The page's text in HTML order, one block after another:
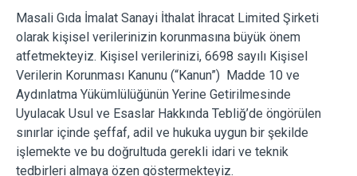
Masali Gıda İmalat Sanayi İthalat İhracat Limited Şirketi
olarak kişisel verilerinizin korunmasına büyük önem
atfetmekteyiz. Kişisel verilerinizi, 6698 sayılı Kişisel
Verilerin Korunması Kanunu (“Kanun”) Madde 10 ve
Aydınlatma Yükümlülüğünün Yerine Getirilmesinde
Uyulacak Usul ve Esaslar Hakkında Tebliğ’de öngörülen
sınırlar içinde şeffaf, adil ve hukuka uygun bir şekilde
işlemekte ve bu doğrultuda gerekli idari ve teknik
tedbirleri almaya özen göstermekteyiz.